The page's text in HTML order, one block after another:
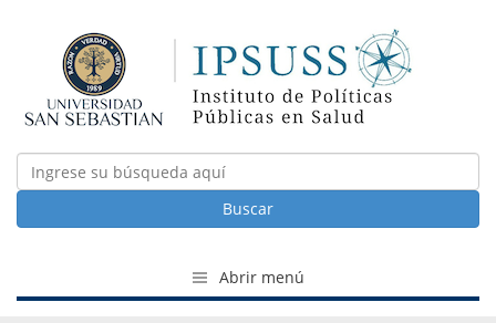
Buscar
Abrir menú